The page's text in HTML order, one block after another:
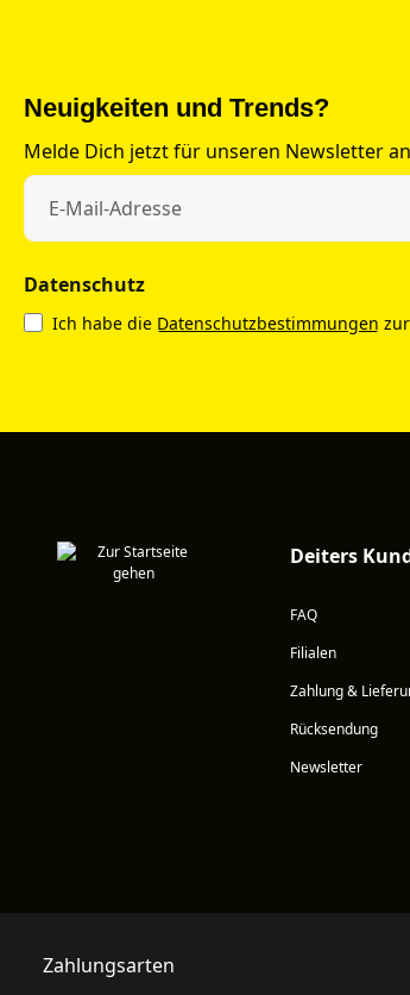
Neuigkeiten und Trends?
Melde Dich jetzt für unseren Newsletter
Datenschutz
Ich habe die Datenschutzbestimmungen
Deiters
FAQ
Filialen
Zahlung &
Rücksendung
Newsletter
Zahlungsarten